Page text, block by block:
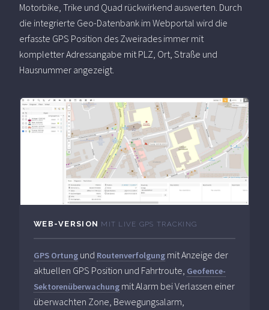
Motorbike, Trike und Quad rückwirkend auswerten. Durch
die integrierte Geo-Datenbank im Webportal wird die
erfasste GPS Position des Zweirades immer mit
kompletter Adressangabe mit PLZ, Ort, Straße und
Hausnummer angezeigt.
WEB-VERSION MIT LIVE GPS TRACKING
GPS Ortung und Routenverfolgung mit Anzeige der
aktuellen GPS Position und Fahrtroute, Geofence-
Sektorenüberwachung mit Alarm bei Verlassen einer
überwachten Zone, Bewegungsalarm,